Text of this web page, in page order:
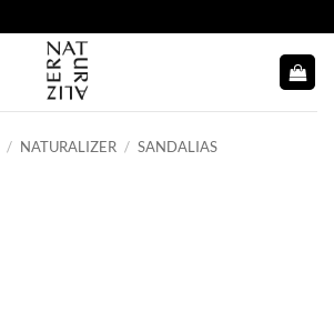
/ NATURALIZER / SANDALIAS